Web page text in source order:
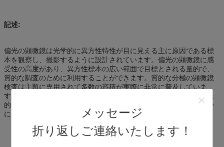
メッセージ
折り返しご連絡いたします！
記述:
偏光の顕微鏡は光学的に異方性特性が目に見える主に原因である標
本を観察し、撮影するように設計されています。偏光の顕微鏡に感
受性の高度があり、異方性標本の広い範囲で目標とされる量的で、
質的な調査のために利用することができます。質的な分極の顕微鏡
検査は主題に専用されて多数の容積が実際に非常に普及していま
す。それに対して、主に結晶学で用いられる偏光の顕微鏡検査の量
的な面は通常地質学者、鉱物学者および化学者に制限されるはるか
に困難な主題を表します。